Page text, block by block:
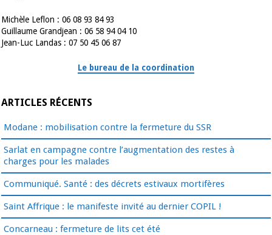
Michèle Leflon : 06 08 93 84 93
Guillaume Grandjean : 06 58 94 04 10
Jean-Luc Landas : 07 50 45 06 87
Le bureau de la coordination
ARTICLES RÉCENTS
Modane : mobilisation contre la fermeture du SSR
Sarlat en campagne contre l’augmentation des restes à
charges pour les malades
Communiqué. Santé : des décrets estivaux mortifères
Saint Affrique : le manifeste invité au dernier COPIL !
Concarneau : fermeture de lits cet été